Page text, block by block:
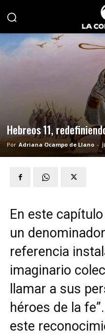
Hebreos 11,
Por Adriana Ocampo de Llano -
En este
un
referencia
imaginario
llamar a sus
héroes de la
este